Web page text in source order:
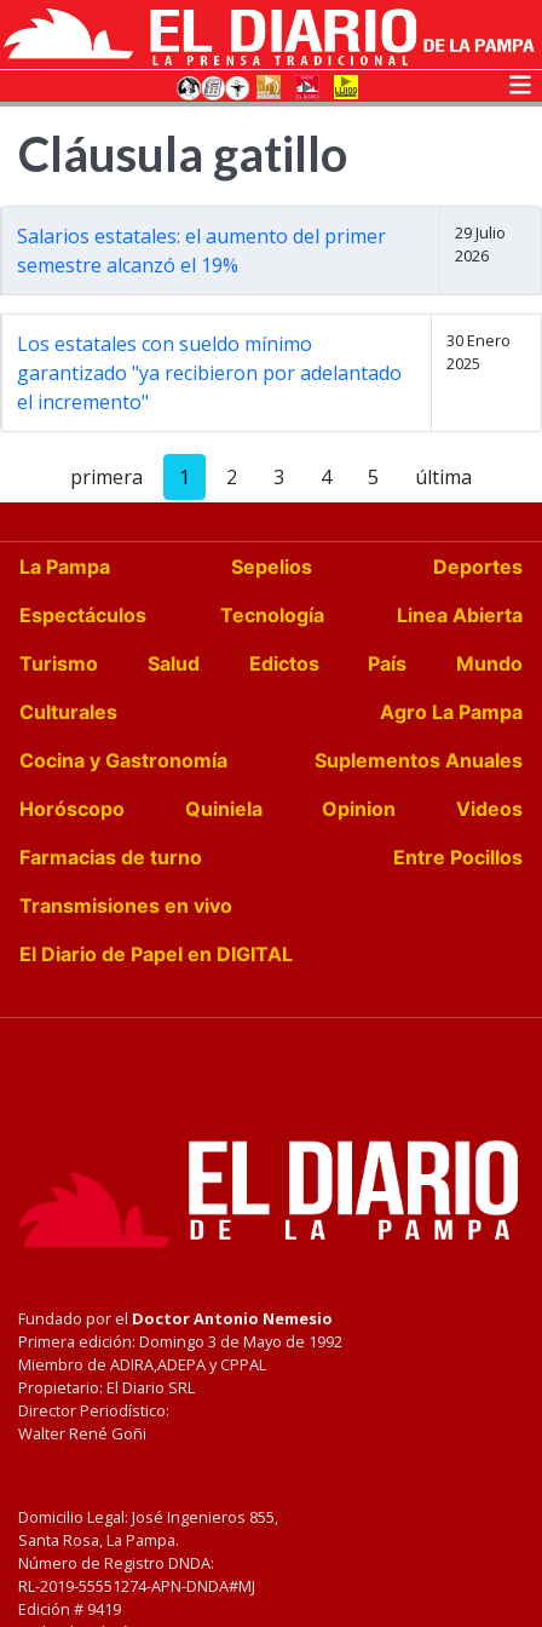
Cláusula gatillo
Salarios estatales: el aumento del primer
semestre alcanzó el 19%
29 Julio
2026
Los estatales con sueldo mínimo
garantizado "ya recibieron por adelantado
el incremento"
30 Enero
2025
primera 1 2 3 4 5 última
La Pampa Sepelios
Deportes
Espectáculos
Tecnología
Linea Abierta
Turismo
Salud Edictos País
Mundo
Culturales
Agro La Pampa
Cocina y Gastronomía
Suplementos Anuales
Horóscopo
Quiniela Opinion
Videos
Farmacias de turno
Entre Pocillos
Transmisiones en vivo
El Diario de Papel en DIGITAL
Fundado por el Doctor Antonio Nemesio
Primera edición: Domingo 3 de Mayo de 1992
Miembro de ADIRA,ADEPA y CPPAL
Propietario: El Diario SRL
Director Periodístico:
Walter René Goñi
Domicilio Legal: José Ingenieros 855,
Santa Rosa, La Pampa.
Número de Registro DNDA:
RL-2019-55551274-APN-DNDA#MJ
Edición # 9419